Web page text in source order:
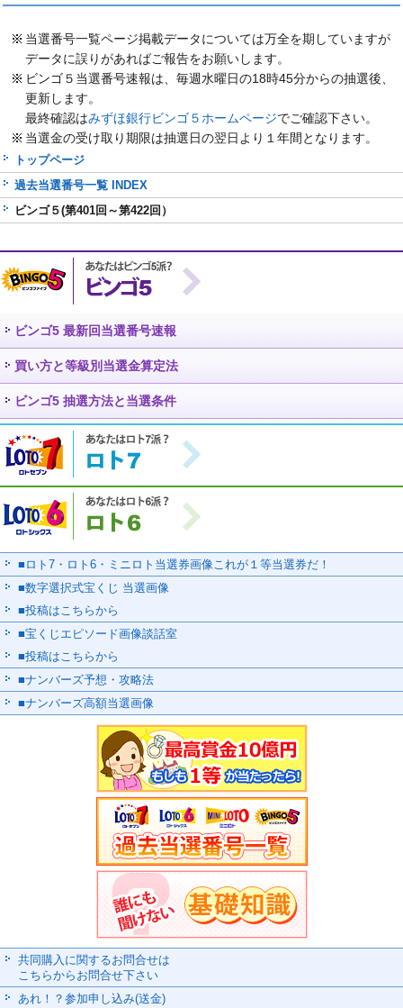
当選番号一覧ページ掲載データについては万全を期していますが
データに誤りがあればご報告をお願いします。
ビンゴ５当選番号速報は、毎週水曜日の18時45分からの抽選後、
更新します。
最終確認はみずほ銀行ビンゴ５ホームページでご確認下さい。
当選金の受け取り期限は抽選日の翌日より１年間となります。
トップページ
過去当選番号一覧 INDEX
ビンゴ５(第401回～第422回）
ビンゴ5 最新回当選番号速報
買い方と等級別当選金算定法
ビンゴ5 抽選方法と当選条件
■ロト7・ロト6・ミニロト当選券画像これが１等当選券だ！
■数字選択式宝くじ 当選画像
■投稿はこちらから
■宝くじエピソード画像談話室
■投稿はこちらから
■ナンバーズ予想・攻略法
■ナンバーズ高額当選画像
共同購入に関するお問合せは
こちらからお問合せ下さい
あれ！？参加申し込み(送金)